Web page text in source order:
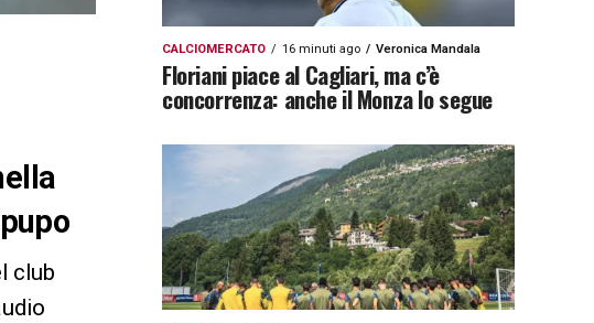
club
CALCIOMERCATO 16 minuti ago Veronica Mandala
Floriani piace al Cagliari, ma c’è
concorrenza: anche il Monza lo segue